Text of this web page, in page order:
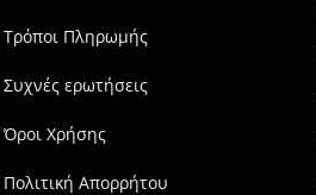
Τρόποι Πληρωμής
Συχνές ερωτήσεις
Όροι Χρήσης
Πολιτική Απορρήτου